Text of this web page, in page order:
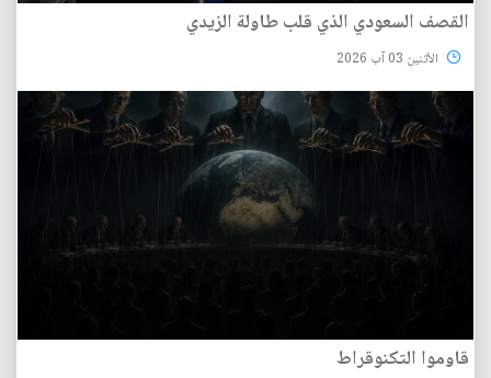
القصف السعودي الذي قلب طاولة الزيدي
الأثنين 03 آب 2026
قاوموا التكنوقراط